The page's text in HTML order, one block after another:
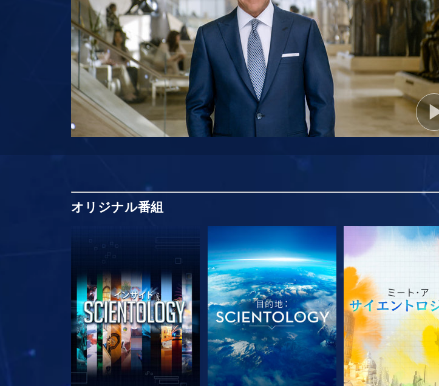
オリジナル番組